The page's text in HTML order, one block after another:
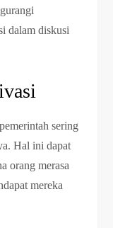
dalam diskusi
sering
Hal ini dapat
orang merasa
mereka